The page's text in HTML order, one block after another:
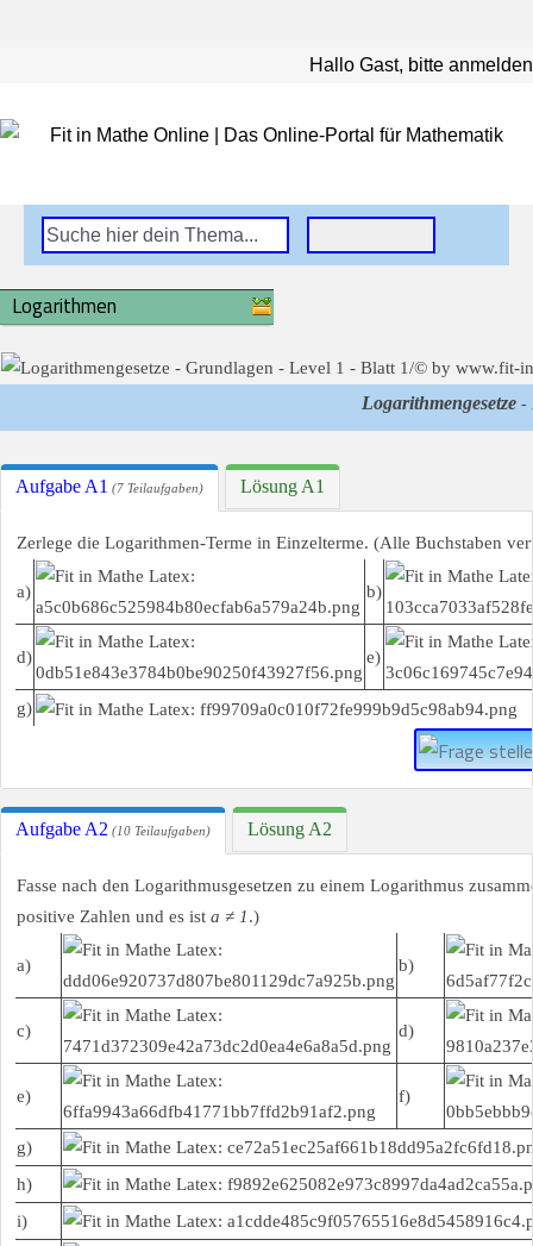
Hallo Gast, bitte anmelden
Logarithmen
Logarithmengesetze -
Aufgabe A1 (7 Teilaufgaben) Lösung A1
Zerlege die Logarithmen-Terme in Einzelterme. (Alle Buchstaben
a) b)
d) e)
g)
Aufgabe A2 (10 Teilaufgaben) Lösung A2
Fasse nach den Logarithmusgesetzen zu einem Logarithmus
positive Zahlen und es ist a ≠ 1.)
a) b)
c) d)
e) f)
g)
h)
i)